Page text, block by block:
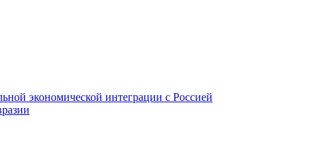
экономической интеграции с Россией